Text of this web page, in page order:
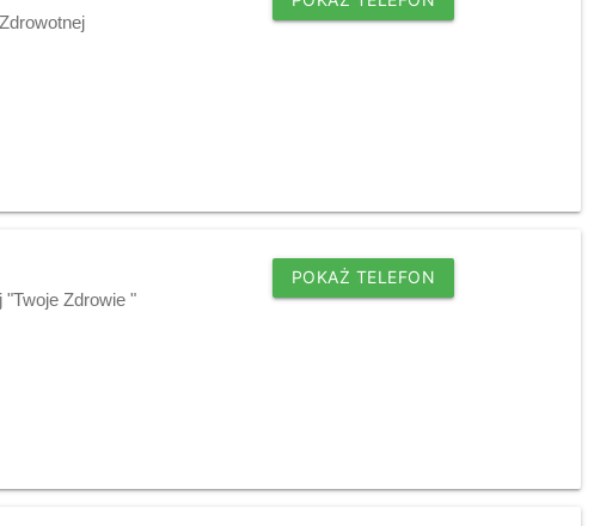
"Twoje Zdrowie "
POKAŻ TELEFON